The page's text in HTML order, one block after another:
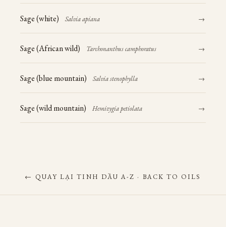
Sage (white) Salvia apiana →
Sage (African wild) Tarchonanthus camphoratus →
Sage (blue mountain) Salvia stenophylla →
Sage (wild mountain) Hemizygia petiolata →
← QUAY LẠI TINH DẦU A-Z · BACK TO OILS